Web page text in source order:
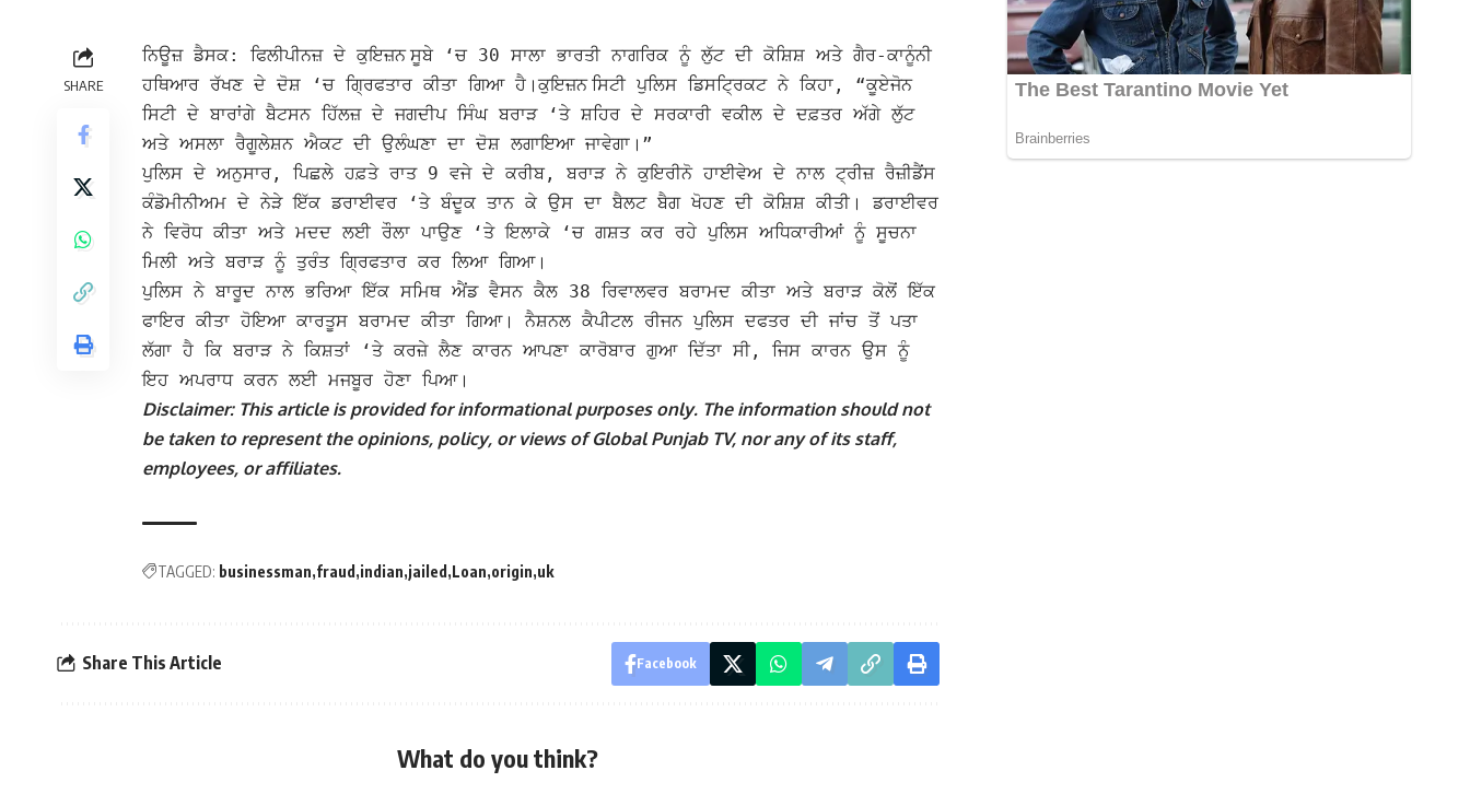
SHARE
ਨਿਊਜ਼ ਡੈਸਕ: ਫਿਲੀਪੀਨਜ਼ ਦੇ ਕੁਇਜ਼ਨਸੂਬੇ ‘ਚ 30 ਸਾਲਾ ਭਾਰਤੀ ਨਾਗਰਿਕ ਨੂੰ ਲੁੱਟ ਦੀ ਕੋਸ਼ਿਸ਼ ਅਤੇ ਗੈਰ-ਕਾਨੂੰਨੀ
ਹਥਿਆਰ ਰੱਖਣ ਦੇ ਦੋਸ਼ ‘ਚ ਗ੍ਰਿਫਤਾਰ ਕੀਤਾ ਗਿਆ ਹੈ। ਕੁਇਜ਼ਨਸਿਟੀ ਪੁਲਿਸ ਡਿਸਟ੍ਰਿਕਟ ਨੇ ਕਿਹਾ, “ਕੂਏਜੋਨ
ਸਿਟੀ ਦੇ ਬਾਰਾਂਗੇ ਬੈਟਸਨ ਹਿੱਲਜ਼ ਦੇ ਜਗਦੀਪ ਸਿੰਘ ਬਰਾੜ ‘ਤੇ ਸ਼ਹਿਰ ਦੇ ਸਰਕਾਰੀ ਵਕੀਲ ਦੇ ਦਫ਼ਤਰ ਅੱਗੇ ਲੁੱਟ
ਅਤੇ ਅਸਲਾ ਰੈਗੂਲੇਸ਼ਨ ਐਕਟ ਦੀ ਉਲੰਘਣਾ ਦਾ ਦੋਸ਼ ਲਗਾਇਆ ਜਾਵੇਗਾ।”
ਪੁਲਿਸ ਦੇ ਅਨੁਸਾਰ, ਪਿਛਲੇ ਹਫ਼ਤੇ ਰਾਤ 9 ਵਜੇ ਦੇ ਕਰੀਬ, ਬਰਾੜ ਨੇ ਕੁਇਰੀਨੋ ਹਾਈਵੇਅ ਦੇ ਨਾਲ ਟ੍ਰੀਜ਼ ਰੈਜ਼ੀਡੈਂਸ
ਕੰਡੋਮੀਨੀਅਮ ਦੇ ਨੇੜੇ ਇੱਕ ਡਰਾਈਵਰ ‘ਤੇ ਬੰਦੂਕ ਤਾਨ ਕੇ ਉਸ ਦਾ ਬੈਲਟ ਬੈਗ ਖੋਹਣ ਦੀ ਕੋਸ਼ਿਸ਼ ਕੀਤੀ। ਡਰਾਈਵਰ
ਨੇ ਵਿਰੋਧ ਕੀਤਾ ਅਤੇ ਮਦਦ ਲਈ ਰੌਲਾ ਪਾਉਣ ‘ਤੇ ਇਲਾਕੇ ‘ਚ ਗਸ਼ਤ ਕਰ ਰਹੇ ਪੁਲਿਸ ਅਧਿਕਾਰੀਆਂ ਨੂੰ ਸੂਚਨਾ
ਮਿਲੀ ਅਤੇ ਬਰਾੜ ਨੂੰ ਤੁਰੰਤ ਗ੍ਰਿਫਤਾਰ ਕਰ ਲਿਆ ਗਿਆ।
ਪੁਲਿਸ ਨੇ ਬਾਰੂਦ ਨਾਲ ਭਰਿਆ ਇੱਕ ਸਮਿਥ ਐਂਡ ਵੈਸਨ ਕੈਲ 38 ਰਿਵਾਲਵਰ ਬਰਾਮਦ ਕੀਤਾ ਅਤੇ ਬਰਾੜ ਕੋਲੋਂ ਇੱਕ
ਫਾਇਰ ਕੀਤਾ ਹੋਇਆ ਕਾਰਤੂਸ ਬਰਾਮਦ ਕੀਤਾ ਗਿਆ। ਨੈਸ਼ਨਲ ਕੈਪੀਟਲ ਰੀਜਨ ਪੁਲਿਸ ਦਫਤਰ ਦੀ ਜਾਂਚ ਤੋਂ ਪਤਾ
ਲੱਗਾ ਹੈ ਕਿ ਬਰਾੜ ਨੇ ਕਿਸ਼ਤਾਂ ‘ਤੇ ਕਰਜ਼ੇ ਲੈਣ ਕਾਰਨ ਆਪਣਾ ਕਾਰੋਬਾਰ ਗੁਆ ਦਿੱਤਾ ਸੀ, ਜਿਸ ਕਾਰਨ ਉਸ ਨੂੰ
ਇਹ ਅਪਰਾਧ ਕਰਨ ਲਈ ਮਜਬੂਰ ਹੋਣਾ ਪਿਆ।
Disclaimer: This article is provided for informational purposes only. The information should not
be taken to represent the opinions, policy, or views of Global Punjab TV, nor any of its staff,
employees, or affiliates.
TAGGED: businessman fraud indian jailed Loan origin uk
Share This Article Facebook
What do you think?